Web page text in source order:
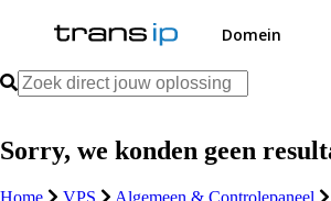
Domein
Sorry, we konden geen
Home VPS Algemeen & Controlepaneel